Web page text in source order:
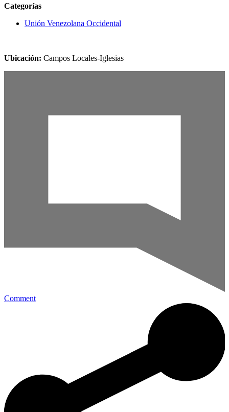
Categorías
Unión Venezolana Occidental
Ubicación: Campos Locales-Iglesias
Comment